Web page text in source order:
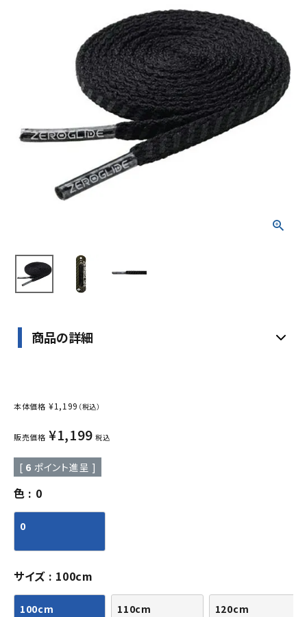
SALE品はこちら
ご利用ガイド
メルマガ登録
商品の詳細
本体価格 ¥1,199 （税込）
販売価格 ¥1,199 税込
[ 6 ポイント進呈 ]
色 0
0
サイズ 100cm
100cm 110cm 120cm